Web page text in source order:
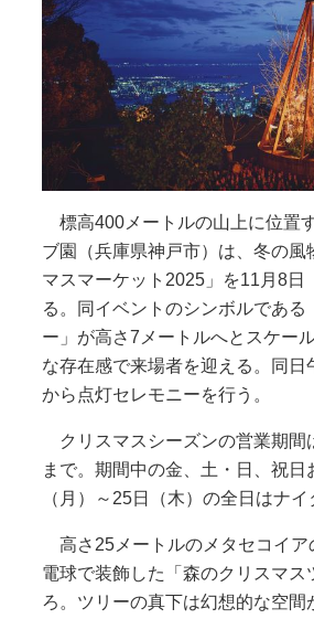
標高400メートルの山上に位置
ブ園（兵庫県神戸市）は、冬の風
マスマーケット2025」を11月8日
る。同イベントのシンボルである
ー」が高さ7メートルへとスケー
な存在感で来場者を迎える。同日
から点灯セレモニーを行う。
クリスマスシーズンの営業期間
まで。期間中の金、土・日、祝日
（月）～25日（木）の全日はナイ
高さ25メートルのメタセコイア
電球で装飾した「森のクリスマス
ろ。ツリーの真下は幻想的な空間